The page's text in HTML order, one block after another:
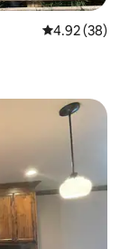
คะแนนเฉลี่ย
4.92 (38)